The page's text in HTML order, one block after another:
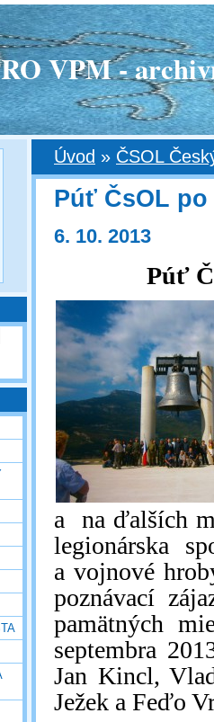
VPM -
Úvod » ČSOL
Púť ČsOL
6. 10. 2013
Púť
a na ďalších
legionárska
a vojnové
poznávací
pamätných
septembra
Jan Kincl,
Ježek a Feďo